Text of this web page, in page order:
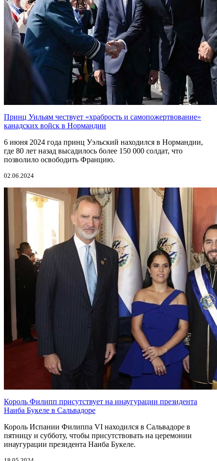
Принц Уильям чествует «храбрость и самопожертвование»
канадских войск в Нормандии
6 июня 2024 года принц Уэльский находился в Нормандии,
где 80 лет назад высадилось более 150 000 солдат, что
позволило освободить Францию.
02.06.2024
Король Филипп присутствует на инаугурации президента
Наиба Букеле в Сальвадоре
Король Испании Филиппа VI находился в Сальвадоре в
пятницу и субботу, чтобы присутствовать на церемонии
инаугурации президента Наиба Букеле.